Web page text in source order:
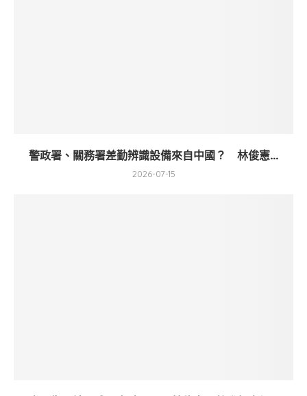
警政署、關務署差勤辨識設備來自中國？ 林俊憲...
2026-07-15